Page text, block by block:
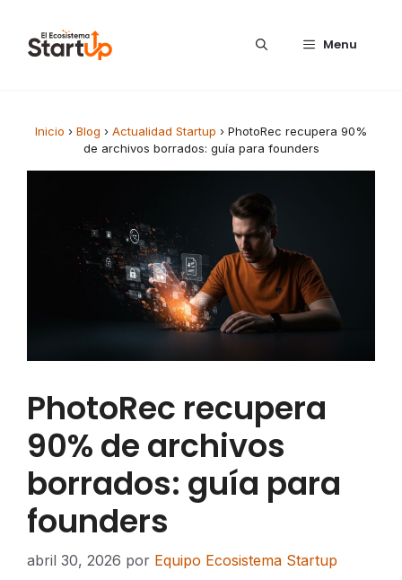
Menu
Inicio › Blog › Actualidad Startup › PhotoRec recupera 90%
de archivos borrados: guía para founders
PhotoRec recupera
90% de archivos
borrados: guía para
founders
abril 30, 2026 por Equipo Ecosistema Startup